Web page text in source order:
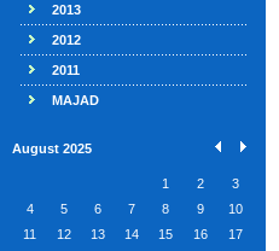
2013
2012
2011
MAJAD
August 2025
1 2
3
4
5 6 7 8 9
10
11
12 13 14 15 16
17